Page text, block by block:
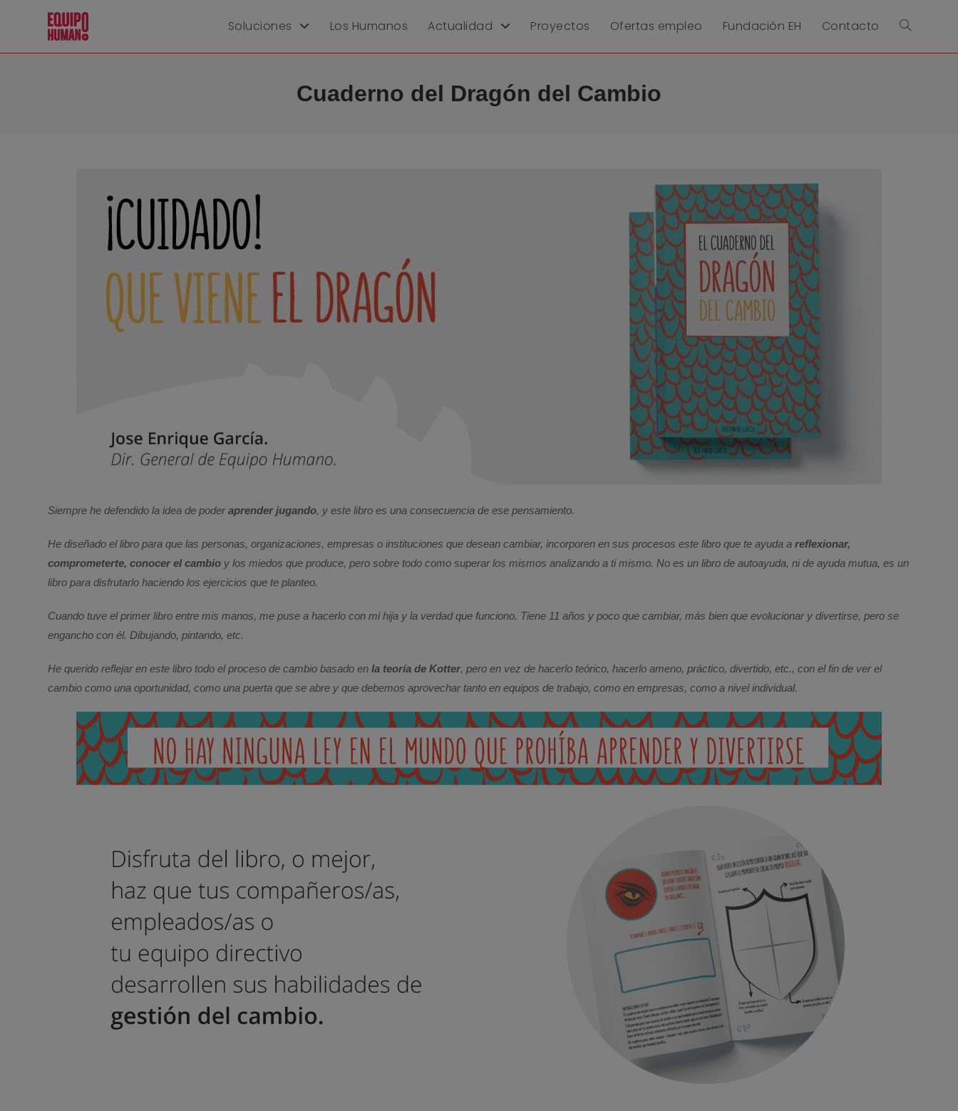
Soluciones Los Humanos Actualidad Proyectos Ofertas empleo Fundación EH Contacto
Cuaderno del Dragón del Cambio
Siempre he defendido la idea de poderaprender jugando, y este libro es una consecuencia de ese pensamiento.
He diseñado el libro para que las personas, organizaciones, empresas o instituciones que desean cambiar, incorporen en sus procesos este libro que te ayuda areflexionar,
comprometerte, conocer el cambio y los miedos que produce, pero sobre todo como superar los mismos analizando a ti mismo. No es un libro de autoayuda, ni de ayuda mutua, es un
libro para disfrutarlo haciendo los ejercicios que te planteo.
Cuando tuve el primer libro entre mis manos, me puse a hacerlo con mi hija y la verdad que funciono. Tiene 11 años y poco que cambiar, más bien que evolucionar y divertirse, pero se
engancho con él. Dibujando, pintando, etc.
He querido reflejar en este libro todo el proceso de cambio basado enla teoría de Kotter, pero en vez de hacerlo teórico, hacerlo ameno, práctico, divertido, etc., con el fin de ver el
cambio como una oportunidad, como una puerta que se abre y que debemos aprovechar tanto en equipos de trabajo, como en empresas, como a nivel individual.